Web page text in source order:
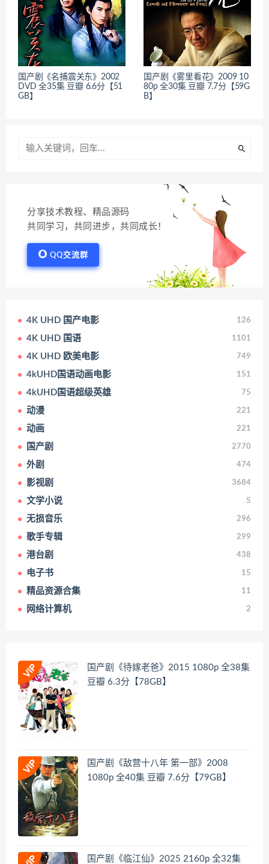
国产剧《名捕震关东》2002
DVD 全35集 豆瓣 6.6分【51
GB】
国产剧《雾里看花》2009 10
80p 全30集 豆瓣 7.7分【59G
B】
分享技术教程、精品源码
共同学习，共同进步，共同成长！
QQ交流群
4K UHD 国产电影 126
4K UHD 国语 1101
4K UHD 欧美电影 749
4kUHD国语动画电影 151
4kUHD国语超级英雄 75
动漫 221
动画 221
国产剧 2770
外剧 474
影视剧 3684
文学小说 5
无损音乐 296
歌手专辑 299
港台剧 438
电子书 15
精品资源合集 11
网络计算机 2
国产剧《待嫁老爸》2015 1080p 全38集
豆瓣 6.3分【78GB】
国产剧《敌营十八年 第一部》2008
1080p 全40集 豆瓣 7.6分【79GB】
国产剧《临江仙》2025 2160p 全32集